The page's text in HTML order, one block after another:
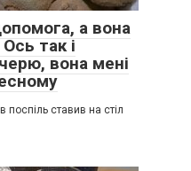
а вона
так і
вона мені
поспіль ставив на стіл